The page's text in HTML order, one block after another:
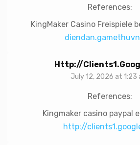
References:
KingMaker Casino Freispiele
Http://
July 12, 2026 at 1:23
References:
Kingmaker casino paypal
http://